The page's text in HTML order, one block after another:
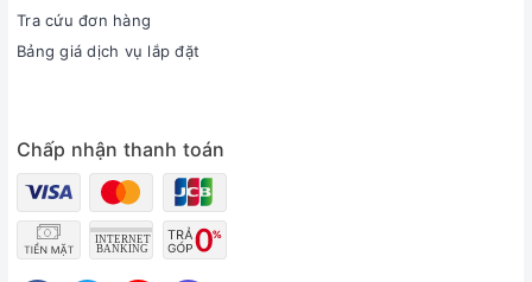
Tra cứu đơn hàng
Bảng giá dịch vụ lắp đặt
Chấp nhận thanh toán